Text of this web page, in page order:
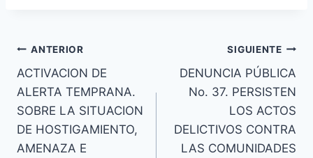
Navegación
de
entradas
ANTERIOR
ACTIVACION DE
ALERTA TEMPRANA.
SOBRE LA SITUACION
DE HOSTIGAMIENTO,
AMENAZA E
SIGUIENTE
DENUNCIA PÚBLICA
No. 37. PERSISTEN
LOS ACTOS
DELICTIVOS CONTRA
LAS COMUNIDADES